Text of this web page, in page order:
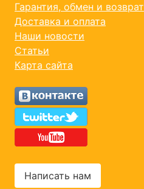
Гарантия, обмен и возврат
Доставка и оплата
Наши новости
Статьи
Карта сайта
Написать нам